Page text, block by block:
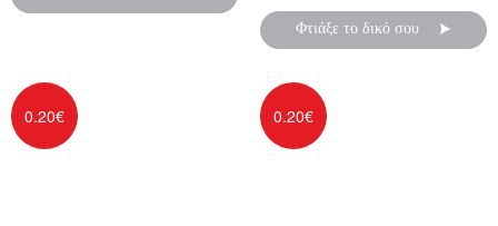
Φτιάξε το δικό σου
0.20€ 0.20€